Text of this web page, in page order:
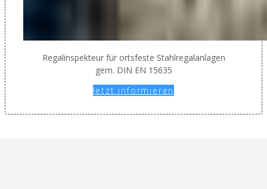
Regalinspekteur für ortsfeste Stahlregalanlagen
gem. DIN EN 15635
Jetzt informieren